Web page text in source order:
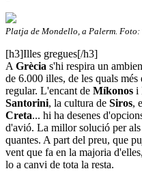
Platja de Mondello, a Palerm.
[h3]Illes gregues[/h3]
A Grècia s'hi respira un
de 6.000 illes, de les quals més
regular. L'encant de Míkonos i
Santorini, la cultura de Siros,
Creta... hi ha desenes
d'avió. La millor solució per als
quantes. A part del preu, que
vent que fa en la majoria
lo a canvi